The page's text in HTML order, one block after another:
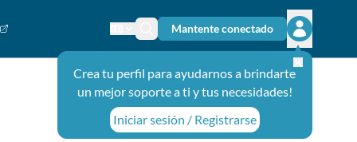
Cambiar el idioma
Ícono de búsqueda
Mantente conectado
Abrir el
Crea tu perfil para ayudarnos a brindarte
un mejor soporte a ti y tus necesidades!
Iniciar sesión / Registrarse